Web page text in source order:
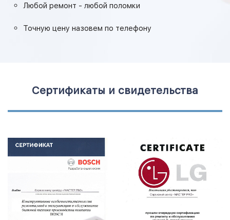
Любой ремонт - любой поломки
Точную цену назовем по телефону
Сертификаты и свидетельства